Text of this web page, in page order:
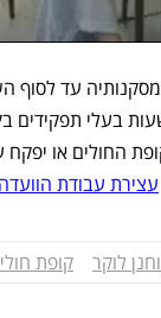
עצירת עבודת הוועדה
לוקר קופת